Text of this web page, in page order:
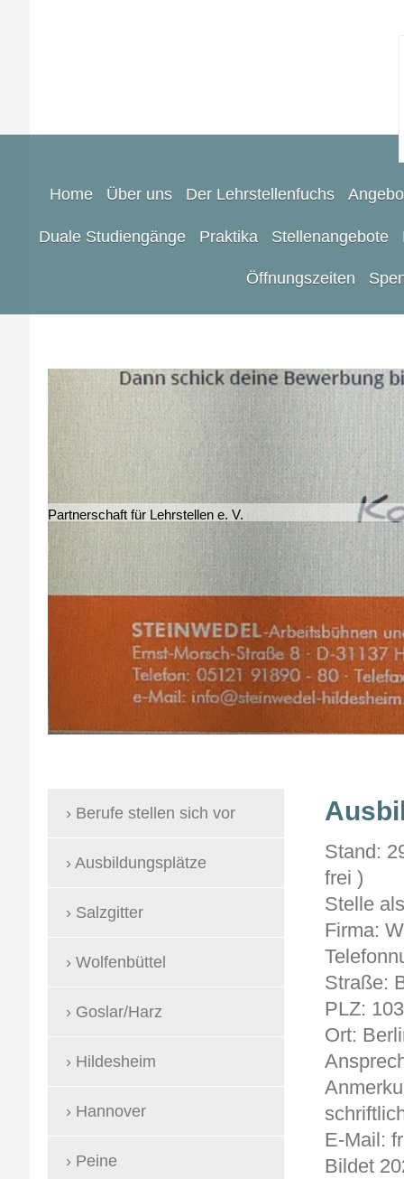
Home Über uns Der Lehrstellenfuchs
Duale Studiengänge Praktika Stellenangebote
Öffnungszeiten
Partnerschaft für Lehrstellen e. V.
frei )
Stelle
Firma:
Straße:
PLZ:
Ort:
E-Mail:
Bildet
Berufe stellen sich vor
Ausbildungsplätze
Salzgitter
Wolfenbüttel
Goslar/Harz
Hildesheim
Hannover
Peine